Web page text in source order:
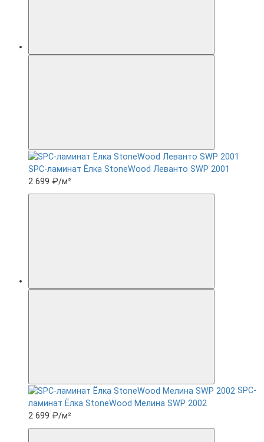
SPC-ламинат Ëлка StoneWood Леванто SWP 2001
2 699 ₽/м²
SPC-
ламинат Ëлка StoneWood Мелина SWP 2002
2 699 ₽/м²